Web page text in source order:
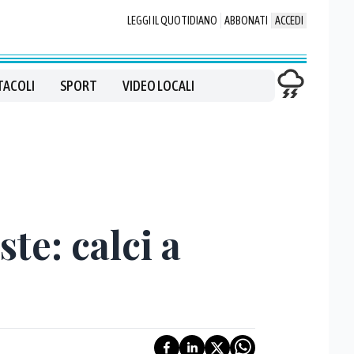
LEGGI IL QUOTIDIANO ABBONATI ACCEDI
SPORT VIDEO LOCALI
calci a